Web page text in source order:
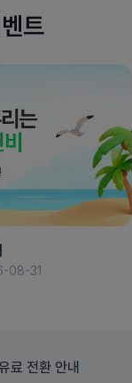
트
08-31
료 전환 안내